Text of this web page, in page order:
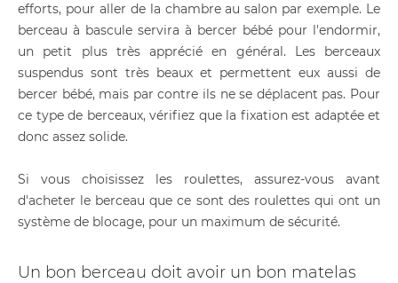
efforts, pour aller de la chambre au salon par exemple. Le
berceau à bascule servira à bercer bébé pour l'endormir,
un petit plus très apprécié en général. Les berceaux
suspendus sont très beaux et permettent eux aussi de
bercer bébé, mais par contre ils ne se déplacent pas. Pour
ce type de berceaux, vérifiez que la fixation est adaptée et
donc assez solide.
Si vous choisissez les roulettes, assurez-vous avant
d'acheter le berceau que ce sont des roulettes qui ont un
système de blocage, pour un maximum de sécurité.
Un bon berceau doit avoir un bon matelas